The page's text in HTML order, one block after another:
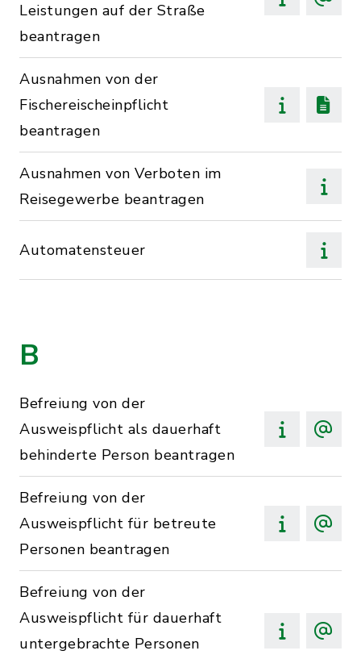
Leistungen auf der Straße
beantragen
Ausnahmen von der
Fischereischeinpflicht
beantragen
Ausnahmen von Verboten im
Reisegewerbe beantragen
Automatensteuer
B
Befreiung von der
Ausweispflicht als dauerhaft
behinderte Person beantragen
Befreiung von der
Ausweispflicht für betreute
Personen beantragen
Befreiung von der
Ausweispflicht für dauerhaft
untergebrachte Personen